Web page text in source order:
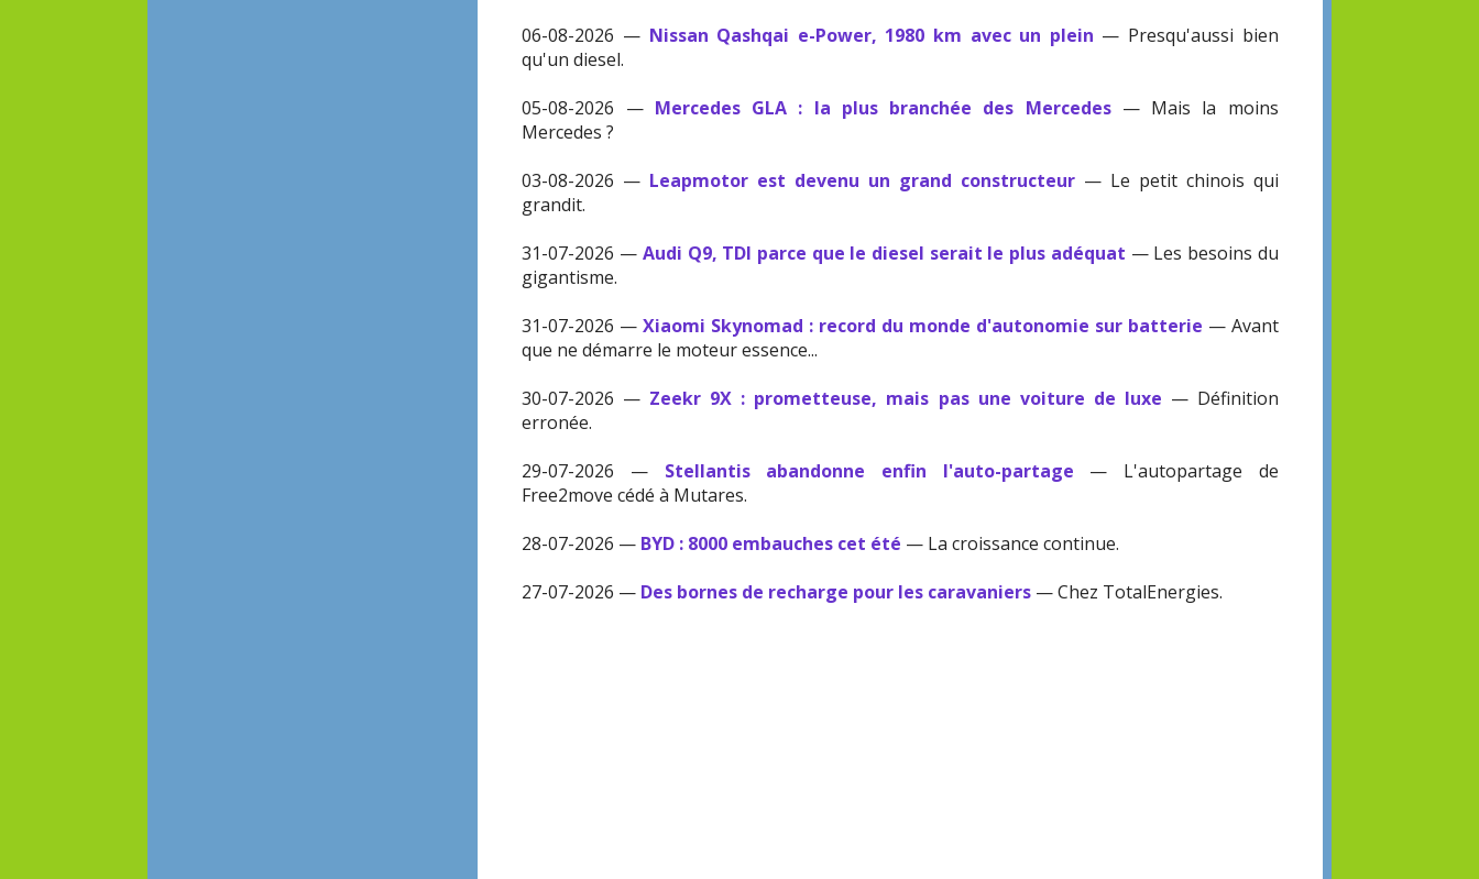
06-08-2026 — Nissan Qashqai e-Power, 1980 km avec un plein — Presqu'aussi bien
qu'un diesel.
05-08-2026 — Mercedes GLA : la plus branchée des Mercedes— Mais la moins
Mercedes ?
03-08-2026 — Leapmotor est devenu un grand constructeur— Le petit chinois qui
grandit.
31-07-2026 — Audi Q9, TDI parce que le diesel serait le plus adéquat — Les besoins du
gigantisme.
31-07-2026 —Xiaomi Skynomad : record du monde d'autonomie sur batterie — Avant
que ne démarre le moteur essence...
30-07-2026 — Zeekr 9X : prometteuse, mais pas une voiture de luxe — Définition
erronée.
29-07-2026 — Stellantis abandonne enfin l'auto-partage — L'autopartage de
Free2move cédé à Mutares.
28-07-2026 — BYD : 8000 embauches cet été — La croissance continue.
27-07-2026 — Des bornes de recharge pour les caravaniers — Chez TotalEnergies.